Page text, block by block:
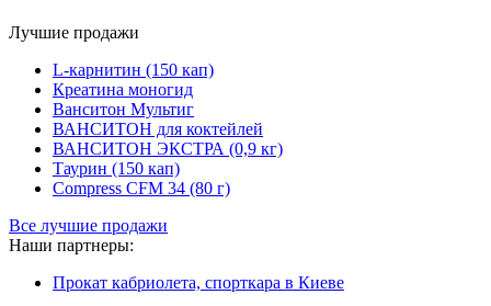
Лучшие продажи
L-карнитин (150 кап)
Креатина моногид
Ванситон Мультиг
ВАНСИТОН для коктейлей
ВАНСИТОН ЭКСТРА (0,9 кг)
Таурин (150 кап)
Compress CFM 34 (80 г)
Все лучшие продажи
Наши партнеры:
Прокат кабриолета, спорткара в Киеве